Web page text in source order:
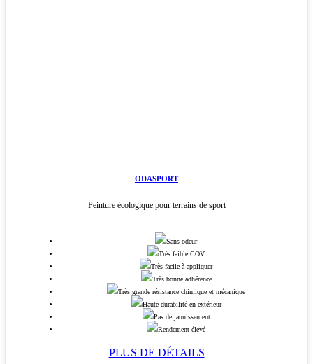
ODASPORT
Peinture écologique pour terrains de sport
Sans odeur
Très faible COV
Très facile à appliquer
Très bonne adhérence
Très grande résistance chimique et mécanique
Haute durabilité en extérieur
Pas de jaunissement
Rendement élevé
PLUS DE DÉTAILS